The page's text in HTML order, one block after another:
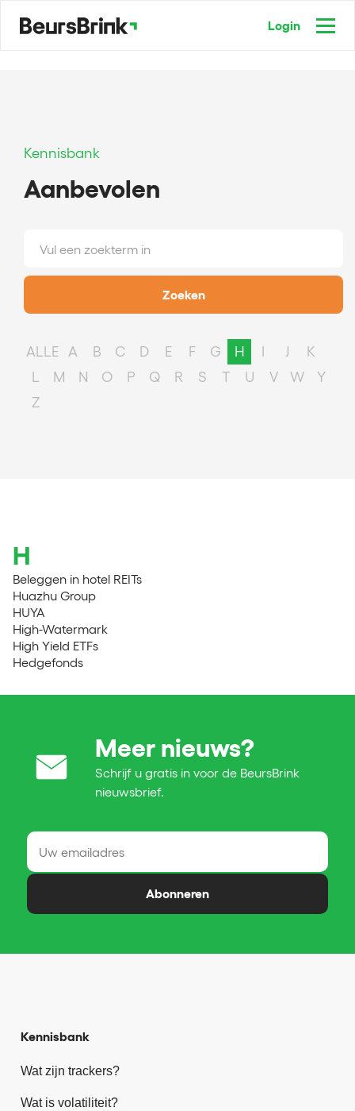
Login
Kennisbank
Aanbevolen
Zoeken
ALLE A B C D E F G H J
K
L
M N O P Q R S T U V W
Y
Z
H
Beleggen in hotel REITs
Huazhu Group
HUYA
High-Watermark
High Yield ETFs
Hedgefonds
Meer nieuws?
Schrijf u gratis in voor de BeursBrink
nieuwsbrief.
Abonneren
Kennisbank
Wat zijn trackers?
Wat is volatiliteit?